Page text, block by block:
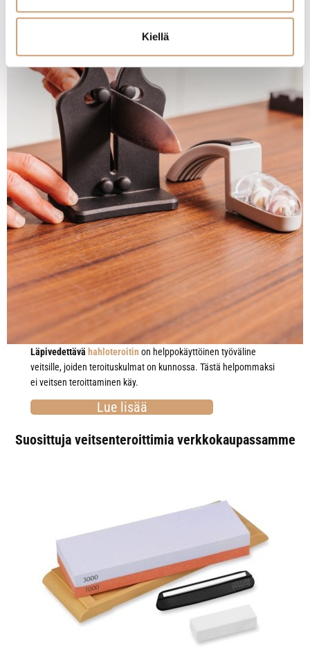
Kiellä
Läpivedettävä hahloteroitin on helppokäyttöinen työväline
veitsille, joiden teroituskulmat on kunnossa. Tästä helpommaksi
ei veitsen teroittaminen käy.
Lue lisää
Suosittuja veitsenteroittimia verkkokaupassamme